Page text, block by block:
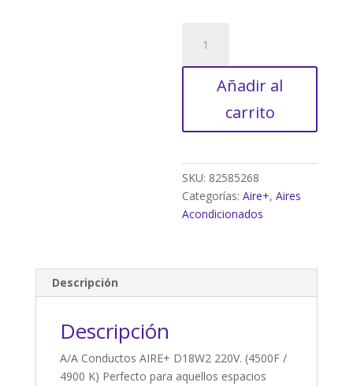
acondicionado
conductos
cantidad
Añadir al
carrito
SKU: 82585268
Categorías:Aire+,Aires
Acondicionados
Descripción
Descripción
A/A Conductos AIRE+ D18W2 220V. (4500F /
4900 K) Perfecto para aquellos espacios